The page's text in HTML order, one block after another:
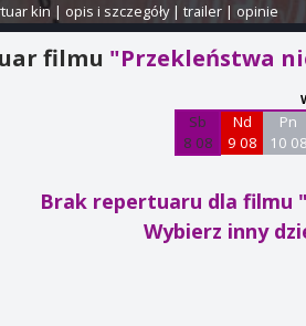
kin| opis i szczegóły| trailer| opinie
filmu "Przekleństwa
Sb
8 08
Nd
9 08
Pn
10 08
Brak repertuaru dla filmu
Wybierz inny